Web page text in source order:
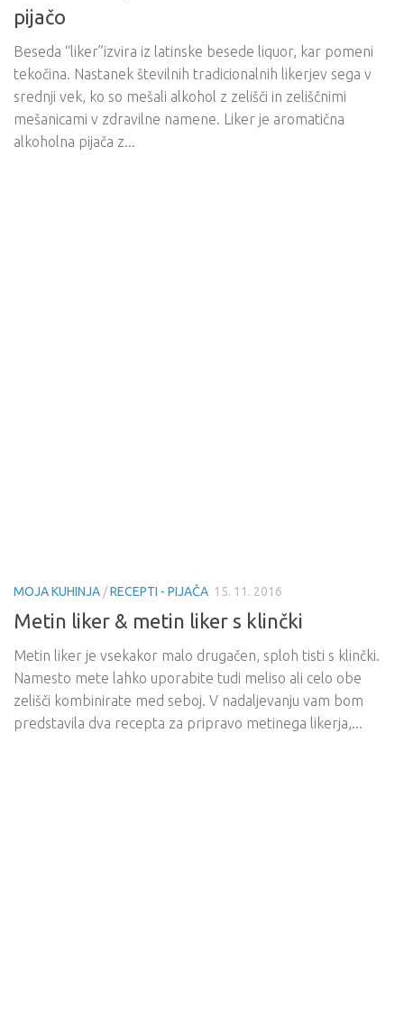
pijačo
Beseda “liker”izvira iz latinske besede liquor, kar pomeni
tekočina. Nastanek številnih tradicionalnih likerjev sega v
srednji vek, ko so mešali alkohol z zelišči in zeliščnimi
mešanicami v zdravilne namene. Liker je aromatična
alkoholna pijača z...
MOJA KUHINJA /RECEPTI - PIJAČA 15. 11. 2016
Metin liker & metin liker s klinčki
Metin liker je vsekakor malo drugačen, sploh tisti s klinčki.
Namesto mete lahko uporabite tudi meliso ali celo obe
zelišči kombinirate med seboj. V nadaljevanju vam bom
predstavila dva recepta za pripravo metinega likerja,...